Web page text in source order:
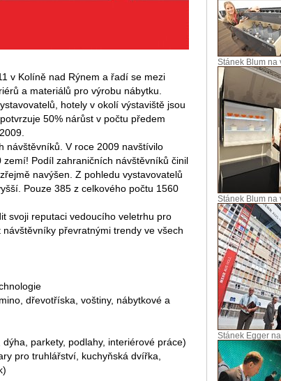
v Kolíně nad Rýnem a řadí se mezi
a materiálů pro výrobu nábytku.
hotely v okolí výstaviště jsou
50% nárůst v počtu předem
návštěvníků. V roce 2009 navštívilo
Podíl zahraničních návštěvníků činil
navýšen. Z pohledu vystavovatelů
Pouze 385 z celkového počtu 1560
svoji reputaci vedoucího veletrhu pro
převratnými trendy ve všech
dřevotříska, voštiny, nábytkové a
parkety, podlahy, interiérové práce)
pro truhlářství, kuchyňská dvířka,
Stánek Blum na
Stánek Blum na
Stánek Egger